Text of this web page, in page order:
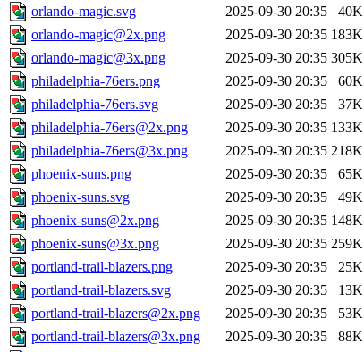
orlando-magic.svg
2025-09-30 20:35
40K
orlando-magic@2x.png
2025-09-30 20:35 183K
orlando-magic@3x.png
2025-09-30 20:35 305K
philadelphia-76ers.png
2025-09-30 20:35
60K
philadelphia-76ers.svg
2025-09-30 20:35
37K
philadelphia-76ers@2x.png
2025-09-30 20:35 133K
philadelphia-76ers@3x.png
2025-09-30 20:35 218K
phoenix-suns.png
2025-09-30 20:35
65K
phoenix-suns.svg
2025-09-30 20:35
49K
phoenix-suns@2x.png
2025-09-30 20:35 148K
phoenix-suns@3x.png
2025-09-30 20:35 259K
portland-trail-blazers.png
2025-09-30 20:35
25K
portland-trail-blazers.svg
2025-09-30 20:35
13K
portland-trail-blazers@2x.png
2025-09-30 20:35
53K
portland-trail-blazers@3x.png
2025-09-30 20:35
88K